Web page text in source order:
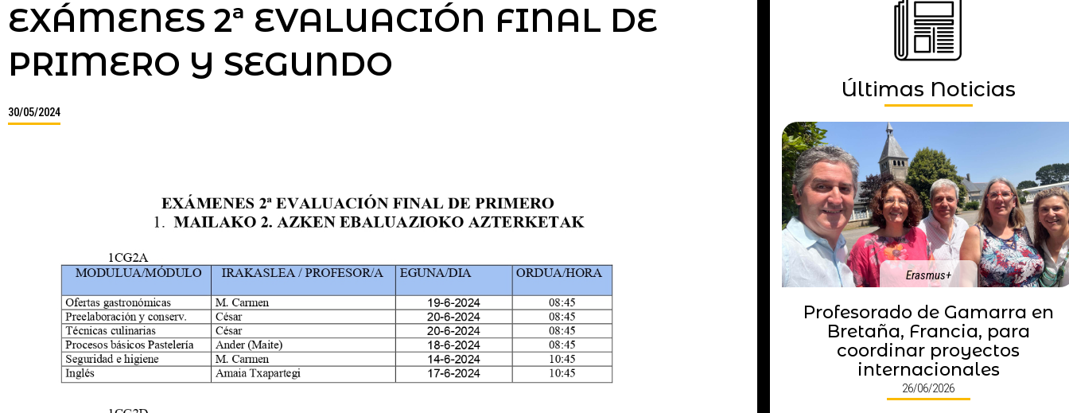
EXÁMENES 2ª EVALUACIÓN FINAL DE
PRIMERO Y SEGUNDO
30/05/2024
Últimas Noticias
Erasmus+
Profesorado de Gamarra en
Bretaña, Francia, para
coordinar proyectos
internacionales
26/06/2026